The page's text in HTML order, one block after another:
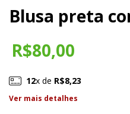
Blusa preta
R$80,00
12x de R$8,23
Ver mais detalhes